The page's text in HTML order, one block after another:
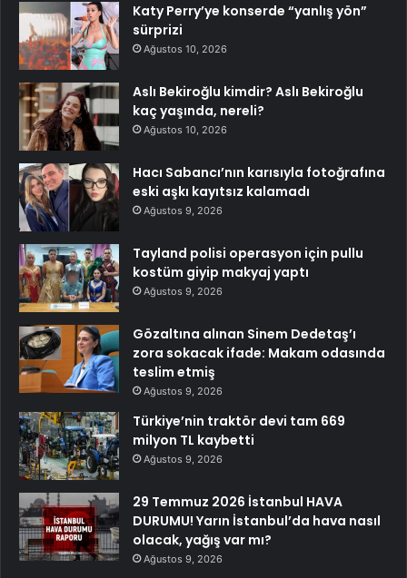
Katy Perry’ye konserde “yanlış yön”
sürprizi
Ağustos 10, 2026
Aslı Bekiroğlu kimdir? Aslı Bekiroğlu
kaç yaşında, nereli?
Ağustos 10, 2026
Hacı Sabancı’nın karısıyla fotoğrafına
eski aşkı kayıtsız kalamadı
Ağustos 9, 2026
Tayland polisi operasyon için pullu
kostüm giyip makyaj yaptı
Ağustos 9, 2026
Gözaltına alınan Sinem Dedetaş’ı
zora sokacak ifade: Makam odasında
teslim etmiş
Ağustos 9, 2026
Türkiye’nin traktör devi tam 669
milyon TL kaybetti
Ağustos 9, 2026
29 Temmuz 2026 İstanbul HAVA
DURUMU! Yarın İstanbul’da hava nasıl
olacak, yağış var mı?
Ağustos 9, 2026